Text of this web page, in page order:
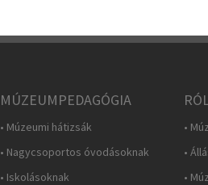
MÚZEUMPEDAGÓGIA
• Múzeumi hátizsák
• Nagycsoportos óvodásoknak
• Iskolásoknak
•
•
•